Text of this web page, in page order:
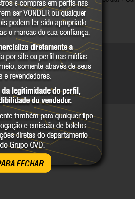
FECHAR
de espessura: Cerâmica